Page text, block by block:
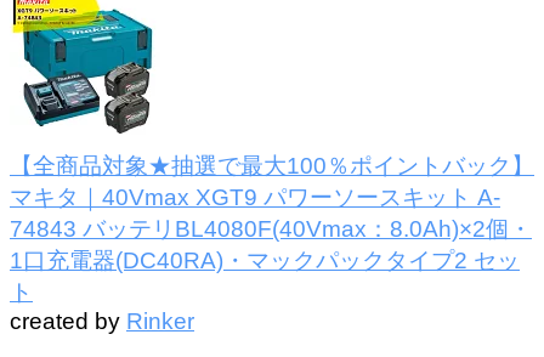
【全商品対象★抽選で最大100％ポイントバック】
マキタ｜40Vmax XGT9 パワーソースキット A-
74843 バッテリBL4080F(40Vmax：8.0Ah)×2個・
1口充電器(DC40RA)・マックパックタイプ2 セッ
ト
created by Rinker